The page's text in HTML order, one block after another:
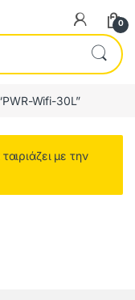
0
Wifi-30L”
με την